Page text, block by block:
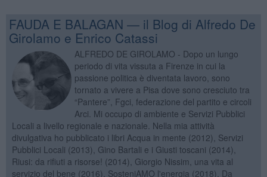
FAUDA E BALAGAN — il Blog di Alfredo De
Girolamo e Enrico Catassi
ALFREDO DE GIROLAMO - Dopo un lungo
periodo di vita vissuta a Firenze in cui la
passione politica è diventata lavoro, sono
tornato a vivere a Pisa dove sono cresciuto tra
“Pantere”, Fgci, federazione del partito e circoli
Arci. Mi occupo di ambiente e Servizi Pubblici
Locali a livello regionale e nazionale. Nella mia attività
divulgativa ho pubblicato i libri Acqua in mente (2012), Servizi
Pubblici Locali (2013), Gino Bartali e i Giusti toscani (2014),
Riusi: da rifiuti a risorse! (2014), Giorgio Nissim, una vita al
servizio del bene (2016), SosteniAMO l'energia (2018), Da